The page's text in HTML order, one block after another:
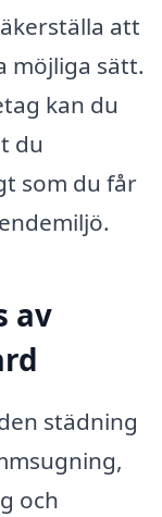
att
möjliga sätt.
kan du
du
som du får
av
städning
och